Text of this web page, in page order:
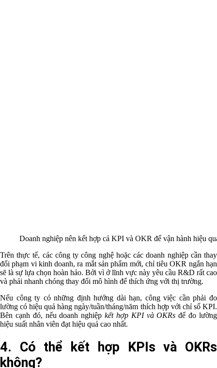
Doanh nghiệp nên kết hợp cả KPI và OKR để vận hành hiệu
Trên thực tế, các công ty công nghệ hoặc các doanh nghiệp cần thay
đổi phạm vi kinh doanh, ra mắt sản phẩm mới, chỉ tiêu OKR ngắn hạn
sẽ là sự lựa chọn hoàn hảo. Bởi vì ở lĩnh vực này yêu cầu R&D rất cao
và phải nhanh chóng thay đổi mô hình để thích ứng với thị trường.
Nếu công ty có những định hướng dài hạn, công việc cần phải đo
lường có hiệu quả hàng ngày/tuần/tháng/năm thích hợp với chỉ số KPI.
Bên cạnh đó, nếu doanh nghiệpkết hợp KPI và OKRsđể đo lường
hiệu suất nhân viên đạt hiệu quả cao nhất.
4. Có thể kết hợp KPIs và OKRs
không?